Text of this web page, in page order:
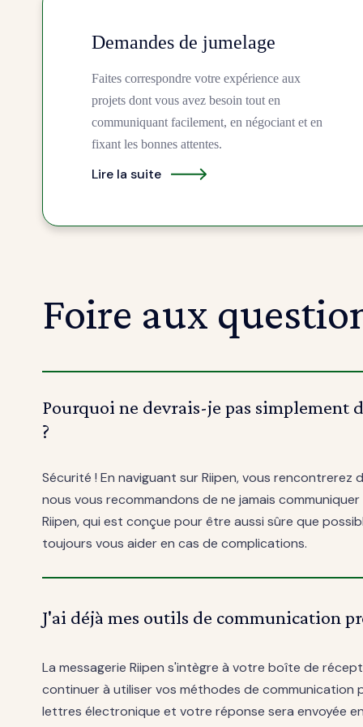
Demandes de jumelage
Faites correspondre votre expérience aux
projets dont vous avez besoin tout en
communiquant facilement, en négociant et en
fixant les bonnes attentes.
Lire la suite
Foire aux
Pourquoi ne devrais-je pas simplement
?
Sécurité ! En naviguant sur Riipen, vous
nous vous recommandons de ne jamais
Riipen, qui est conçue pour être aussi sûre que
toujours vous aider en cas de complications.
J'ai déjà mes outils de communication
La messagerie Riipen s'intègre à votre boîte de
continuer à utiliser vos méthodes de communication
lettres électronique et votre réponse sera envoyée